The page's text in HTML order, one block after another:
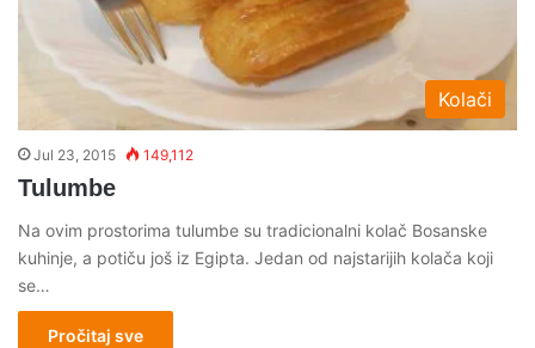
Kolači
Jul 23, 2015 149,112
Tulumbe
Na ovim prostorima tulumbe su tradicionalni kolač Bosanske
kuhinje, a potiču još iz Egipta. Jedan od najstarijih kolača koji
se…
Pročitaj sve